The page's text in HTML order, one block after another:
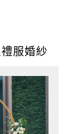
服婚紗